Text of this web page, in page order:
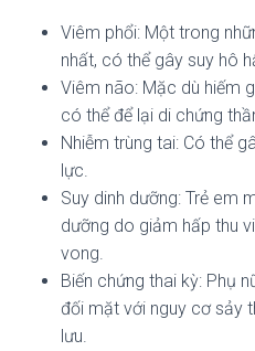
Viêm phổi: Một trong
nhất, có thể gây suy hô
Viêm não: Mặc dù hiếm
có thể để lại di chứng
Nhiễm trùng tai: Có thể
lực.
Suy dinh dưỡng: Trẻ em
dưỡng do giảm hấp thu
vong.
Biến chứng thai kỳ: Phụ
đối mặt với nguy cơ sảy
lưu.